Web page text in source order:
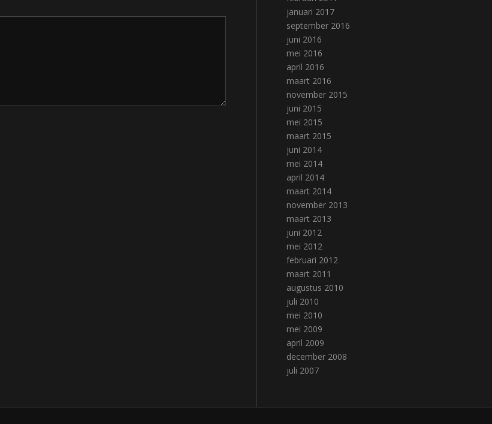
januari 2017
september 2016
juni 2016
mei 2016
april 2016
maart 2016
november 2015
juni 2015
mei 2015
maart 2015
juni 2014
mei 2014
april 2014
maart 2014
november 2013
maart 2013
juni 2012
mei 2012
februari 2012
maart 2011
augustus 2010
juli 2010
mei 2010
mei 2009
april 2009
december 2008
juli 2007